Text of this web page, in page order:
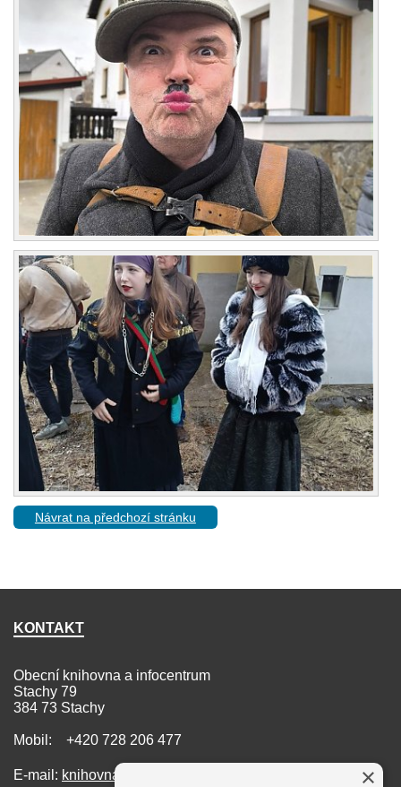
Návrat na předchozí stránku
KONTAKT
Obecní knihovna a infocentrum
Stachy 79
384 73 Stachy
Mobil: +420 728 206 477
E-mail: knihovna@stachy.net ×